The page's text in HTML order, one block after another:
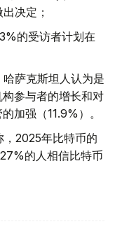
决定；
的受访者计划在
萨克斯坦人认为是
参与者的增长和对
加强（11.9%）。
2025年比特币的
的人相信比特币